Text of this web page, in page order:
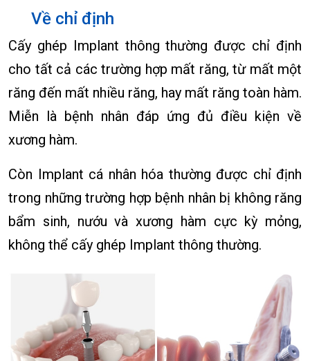
Về chỉ định
Cấy ghép Implant thông thường được chỉ định
cho tất cả các trường hợp mất răng, từ mất một
răng đến mất nhiều răng, hay mất răng toàn hàm.
Miễn là bệnh nhân đáp ứng đủ điều kiện về
xương hàm.
Còn Implant cá nhân hóa thường được chỉ định
trong những trường hợp bệnh nhân bị không răng
bẩm sinh, nướu và xương hàm cực kỳ mỏng,
không thể cấy ghép Implant thông thường.